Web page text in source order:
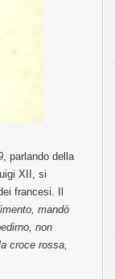
, parlando della
XII, si
francesi. Il
mandò
non
croce rossa,